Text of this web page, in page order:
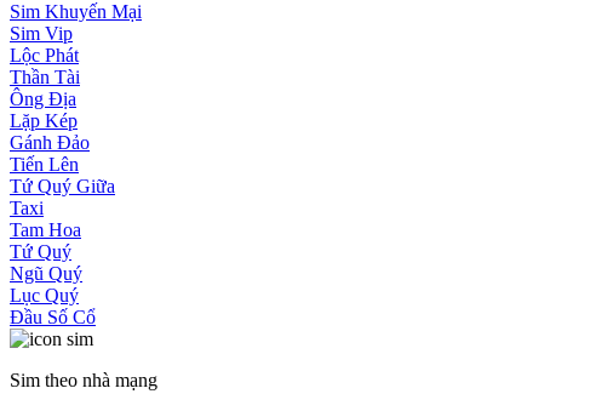
Sim Khuyến Mại
Sim Vip
Lộc Phát
Thần Tài
Ông Địa
Lặp Kép
Gánh Đảo
Tiến Lên
Tứ Quý Giữa
Taxi
Tam Hoa
Tứ Quý
Ngũ Quý
Lục Quý
Đầu Số Cổ
Sim theo nhà mạng